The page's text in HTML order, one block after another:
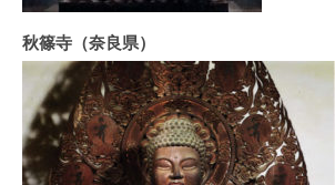
秋篠寺（奈良県）